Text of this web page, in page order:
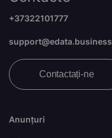
Anunțuri
+37322101777
support@edata.business
Contactați-ne